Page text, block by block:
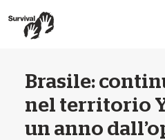
Brasile:
nel territorio
un anno